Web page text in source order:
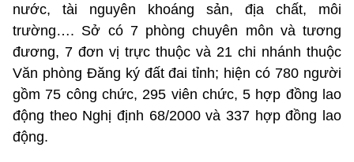
nước, tài nguyên khoáng sản, địa chất, môi
trường…. Sở có 7 phòng chuyên môn và tương
đương, 7 đơn vị trực thuộc và 21 chi nhánh thuộc
Văn phòng Đăng ký đất đai tỉnh; hiện có 780 người
gồm 75 công chức, 295 viên chức, 5 hợp đồng lao
động theo Nghị định 68/2000 và 337 hợp đồng lao
động.